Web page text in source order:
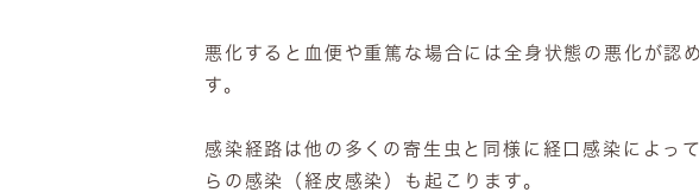
悪化すると血便や重篤な場合には全身状態の悪化が認
す。
感染経路は他の多くの寄生虫と同様に経口感染によっ
らの感染（経皮感染）も起こります。